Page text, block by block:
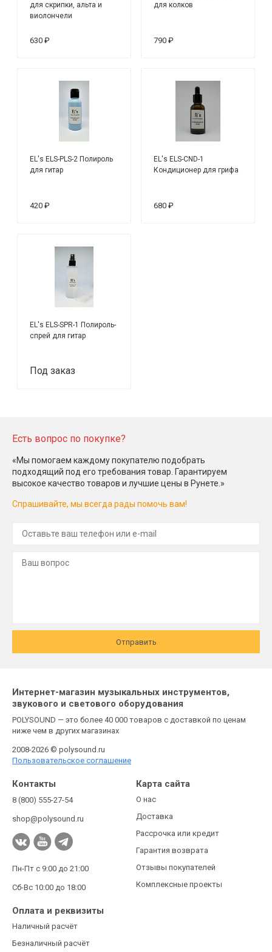
для скрипки, альта и
виолончели
630 ₽
для колков
790 ₽
EL's ELS-PLS-2 Полироль
для гитар
420 ₽
EL's ELS-CND-1
Кондиционер для грифа
680 ₽
EL's ELS-SPR-1 Полироль-
спрей для гитар
Под заказ
Есть вопрос по покупке?
«Мы помогаем каждому покупателю подобрать
подходящий под его требования товар. Гарантируем
высокое качество товаров и лучшие цены в Рунете.»
Спрашивайте, мы всегда рады помочь вам!
Отправить
Интернет-магазин музыкальных инструментов,
звукового и светового оборудования
POLYSOUND — это более 40 000 товаров с доставкой по ценам
ниже чем в других магазинах
2008-2026 © polysound.ru
Пользовательское соглашение
Контакты
8 (800) 555-27-54
shop@polysound.ru
Пн-Пт с 9:00 до 21:00
Сб-Вс 10:00 до 18:00
Карта сайта
О нас
Доставка
Рассрочка или кредит
Гарантия возврата
Отзывы покупателей
Комплексные проекты
Оплата и реквизиты
Наличный расчёт
Безналичный расчёт